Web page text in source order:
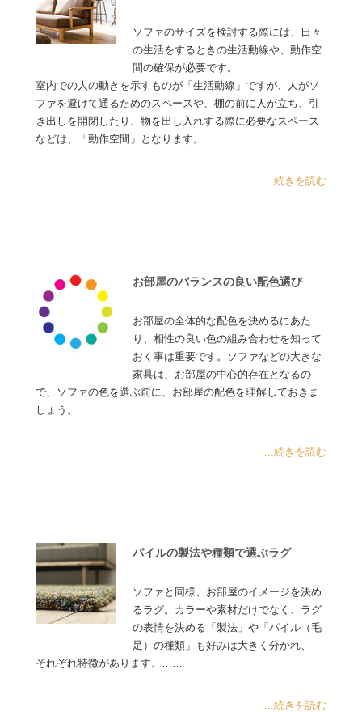
ソファのサイズを検討する際には、日々
の生活をするときの生活動線や、動作空
間の確保が必要です。
室内での人の動きを示すものが「生活動線」ですが、人がソ
ファを避けて通るためのスペースや、棚の前に人が立ち、引
き出しを開閉したり、物を出し入れする際に必要なスペース
などは、「動作空間」となります。……
...続きを読む
お部屋のバランスの良い配色選び
お部屋の全体的な配色を決めるにあた
り、相性の良い色の組み合わせを知って
おく事は重要です。ソファなどの大きな
家具は、お部屋の中心的存在となるの
で、ソファの色を選ぶ前に、お部屋の配色を理解しておきま
しょう。……
...続きを読む
パイルの製法や種類で選ぶラグ
ソファと同様、お部屋のイメージを決め
るラグ。カラーや素材だけでなく、ラグ
の表情を決める「製法」や「パイル（毛
足）の種類」も好みは大きく分かれ、
それぞれ特徴があります。……
...続きを読む